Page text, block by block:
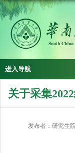
进入导航
关于采集
发布者：研究生